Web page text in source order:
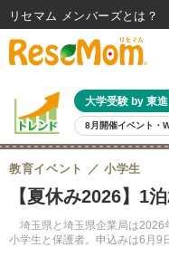
大学受験 by 東進
8月開催イベント・
【夏休み2026】1
埼玉県と埼玉県企業局は2026
小学生と保護者。申込みは6月9
教育イベント 小学生
リセマム メンバーズ